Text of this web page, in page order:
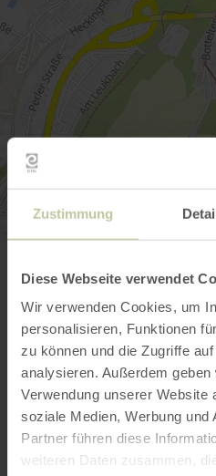
Zustimmung
Diese Webseite verwendet
Wir verwenden Cookies, um
personalisieren, Funktionen
zu können und die Zugriffe
analysieren. Außerdem
Verwendung unserer Website
soziale Medien, Werbung und
Partner führen diese
weiteren Daten zusammen,
SPS Saar Personenschiffahrt
54439 Saarburg
(0049) 06581 99188
Plan your arrival
Show on map
This